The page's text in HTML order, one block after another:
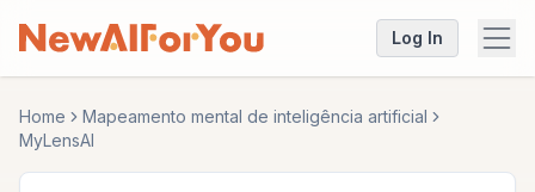
Log In
Home
Mapeamento mental de inteligência artificial
MyLensAI